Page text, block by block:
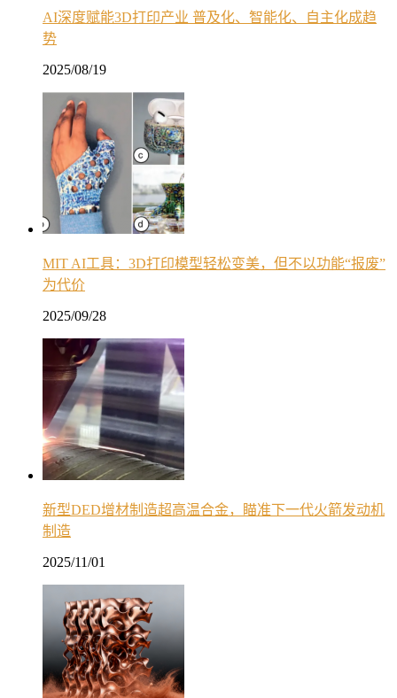
AI深度赋能3D打印产业 普及化、智能化、自主化成趋
势
2025/08/19
MIT AI工具：3D打印模型轻松变美，但不以功能“报废”
为代价
2025/09/28
新型DED增材制造超高温合金，瞄准下一代火箭发动机
制造
2025/11/01